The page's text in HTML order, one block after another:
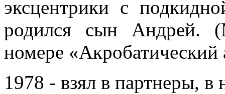
эксцентрики с
родился сын Андрей.
номере
1978 - взял в партнеры,